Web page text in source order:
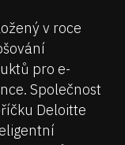
v roce
pro e-
Společnost
Deloitte